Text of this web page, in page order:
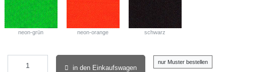
neon-grün neon-orange schwarz
in den Einkaufswagen
nur Muster bestellen